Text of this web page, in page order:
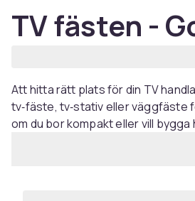
TV fästen -
Att hitta rätt plats för din TV
tv‑fäste, tv‑stativ eller väggfäste
om du bor kompakt eller vill